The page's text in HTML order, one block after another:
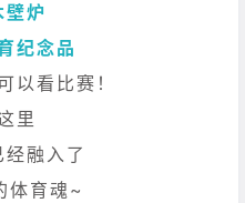
壁炉
纪念品
以看比赛！
里
融入了
体育魂~